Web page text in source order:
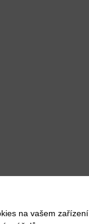
na vašem zařízení.